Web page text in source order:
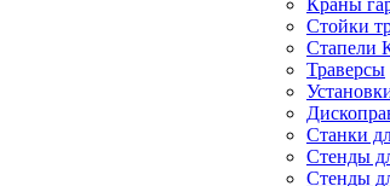
Краны
Стойки
Стапели
Траверсы
Станки
Стенды
Стенды